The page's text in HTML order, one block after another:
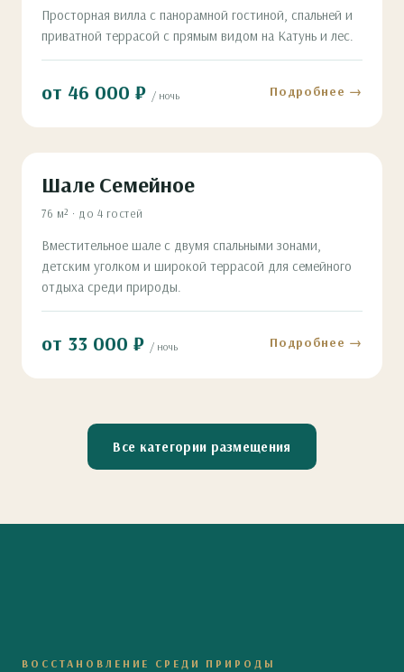
Просторная вилла с панорамной гостиной, спальней и
приватной террасой с прямым видом на Катунь и лес.
от 46 000 ₽ / ночь Подробнее →
Шале Семейное
76 м² · до 4 гостей
Вместительное шале с двумя спальными зонами,
детским уголком и широкой террасой для семейного
отдыха среди природы.
от 33 000 ₽ / ночь Подробнее →
Все категории размещения
ВОССТАНОВЛЕНИЕ СРЕДИ ПРИРОДЫ